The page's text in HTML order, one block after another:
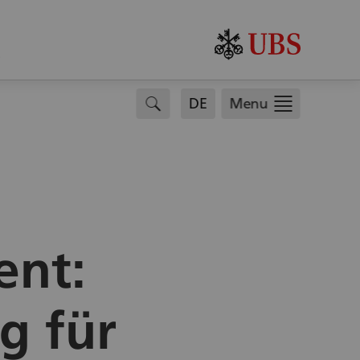
search Menu
DE
für